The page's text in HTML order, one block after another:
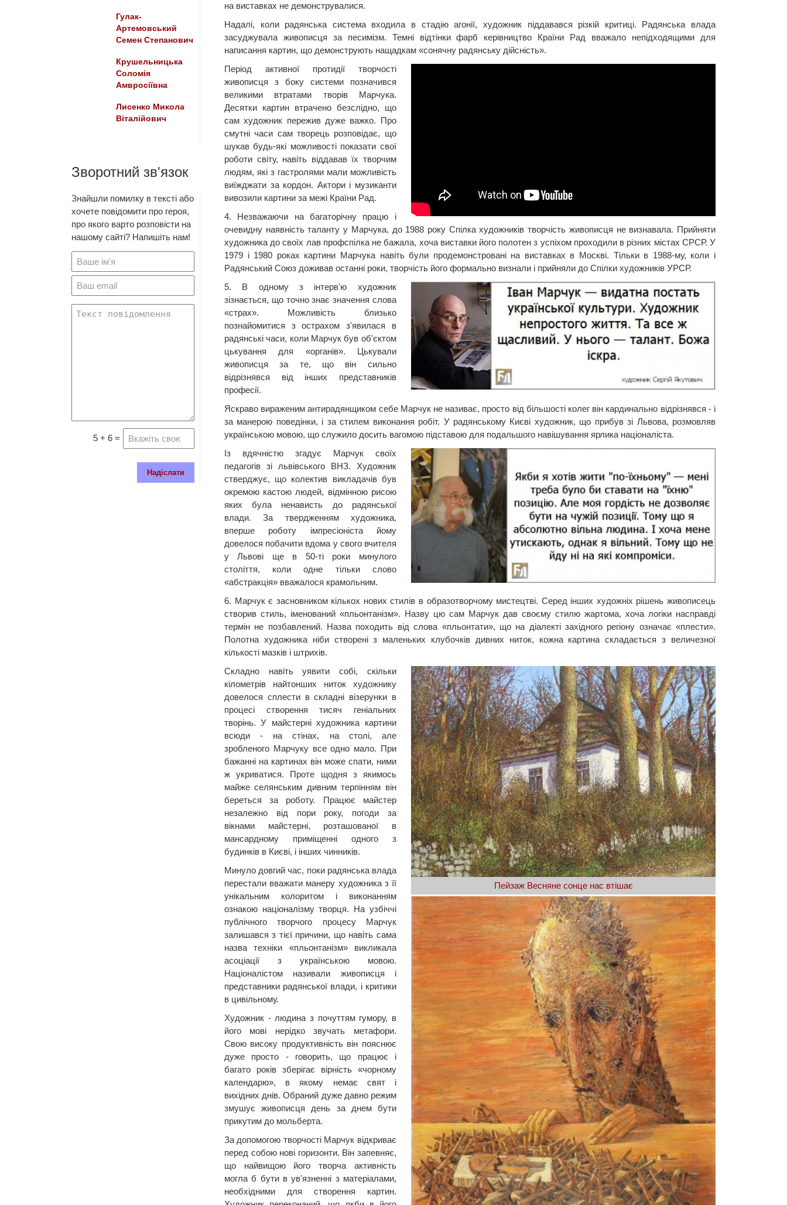
на виставках не демонструвалися.
Надалі, коли радянська система входила в стадію агонії, художник піддавався різкій критиці. Радянська влада
засуджувала живописця за песимізм. Темні відтінки фарб керівництво Країни Рад вважало непідходящими для
написання картин, що демонструють нащадкам «сонячну радянську дійсність».
Період активної протидії творчості
живописця з боку системи позначився
великими втратами творів Марчука.
Десятки картин втрачено безслідно, що
сам художник пережив дуже важко. Про
смутні часи сам творець розповідає, що
шукав будь-які можливості показати свої
роботи світу, навіть віддавав їх творчим
людям, які з гастролями мали можливість
виїжджати за кордон. Актори і музиканти
вивозили картини за межі Країни Рад.
4. Незважаючи на багаторічну працю і
очевидну наявність таланту у Марчука, до 1988 року Спілка художників творчість живописця не визнавала. Прийняти
художника до своїх лав профспілка не бажала, хоча виставки його полотен з успіхом проходили в різних містах СРСР. У
1979 і 1980 роках картини Марчука навіть були продемонстровані на виставках в Москві. Тільки в 1988-му, коли і
Радянський Союз доживав останні роки, творчість його формально визнали і прийняли до Спілки художників УРСР.
5. В одному з інтерв'ю художник
зізнається, що точно знає значення слова
«страх». Можливість близько
познайомитися з острахом з'явилася в
радянські часи, коли Марчук був об'єктом
цькування для «органів». Цькували
живописця за те, що він сильно
відрізнявся від інших представників
професії.
Яскраво вираженим антирадянщиком себе Марчук не називає, просто від більшості колег він кардинально відрізнявся - і
за манерою поведінки, і за стилем виконання робіт. У радянському Києві художник, що прибув зі Львова, розмовляв
українською мовою, що служило досить вагомою підставою для подальшого навішування ярлика націоналіста.
Із вдячністю згадує Марчук своїх
педагогів зі львівського ВНЗ. Художник
стверджує, що колектив викладачів був
окремою кастою людей, відмінною рисою
яких була ненависть до радянської
влади. За твердженням художника,
вперше роботу імпресіоніста йому
довелося побачити вдома у свого вчителя
у Львові ще в 50-ті роки минулого
століття, коли одне тільки слово
«абстракція» вважалося крамольним.
6. Марчук є засновником кількох нових стилів в образотворчому мистецтві. Серед інших художніх рішень живописець
створив стиль, іменований «пльонтанізм». Назву цю сам Марчук дав своєму стилю жартома, хоча логіки насправді
термін не позбавлений. Назва походить від слова «пльонтати», що на діалекті західного регіону означає «плести».
Полотна художника ніби створені з маленьких клубочків дивних ниток, кожна картина складається з величезної
кількості мазків і штрихів.
Пейзаж Весняне сонце нас втішає
Складно навіть уявити собі, скільки
кілометрів найтонших ниток художнику
довелося сплести в складні візерунки в
процесі створення тисяч геніальних
творінь. У майстерні художника картини
всюди - на стінах, на столі, але
зробленого Марчуку все одно мало. При
бажанні на картинах він може спати, ними
ж укриватися. Проте щодня з якимось
майже селянським дивним терпінням він
береться за роботу. Працює майстер
незалежно від пори року, погоди за
вікнами майстерні, розташованої в
мансардному приміщенні одного з
будинків в Києві, і інших чинників.
Минуло довгий час, поки радянська влада
перестали вважати манеру художника з її
унікальним колоритом і виконанням
ознакою націоналізму творця. На узбіччі
публічного творчого процесу Марчук
залишався з тієї причини, що навіть сама
назва техніки «пльонтанізм» викликала
асоціації з українською мовою.
Націоналістом називали живописця і
представники радянської влади, і критики
в цивільному.
Художник - людина з почуттям гумору, в
його мові нерідко звучать метафори.
Свою високу продуктивність він пояснює
дуже просто - говорить, що працює і
багато років зберігає вірність «чорному
календарю», в якому немає свят і
вихідних днів. Обраний дуже давно режим
змушує живописця день за днем бути
прикутим до мольберта.
За допомогою творчості Марчук відкриває
перед собою нові горизонти. Він запевняє,
що найвищою його творча активність
могла б бути в ув'язненні з матеріалами,
необхідними для створення картин.
Гулак-
Артемовський
Семен Степанович
Крушельницька
Соломія
Амвросіївна
Лисенко Микола
Віталійович
Зворотний зв'язок
Знайшли помилку в тексті або
хочете повідомити про героя,
про якого варто розповісти на
нашому сайті? Напишіть нам!
5 + 6 =
Надіслати